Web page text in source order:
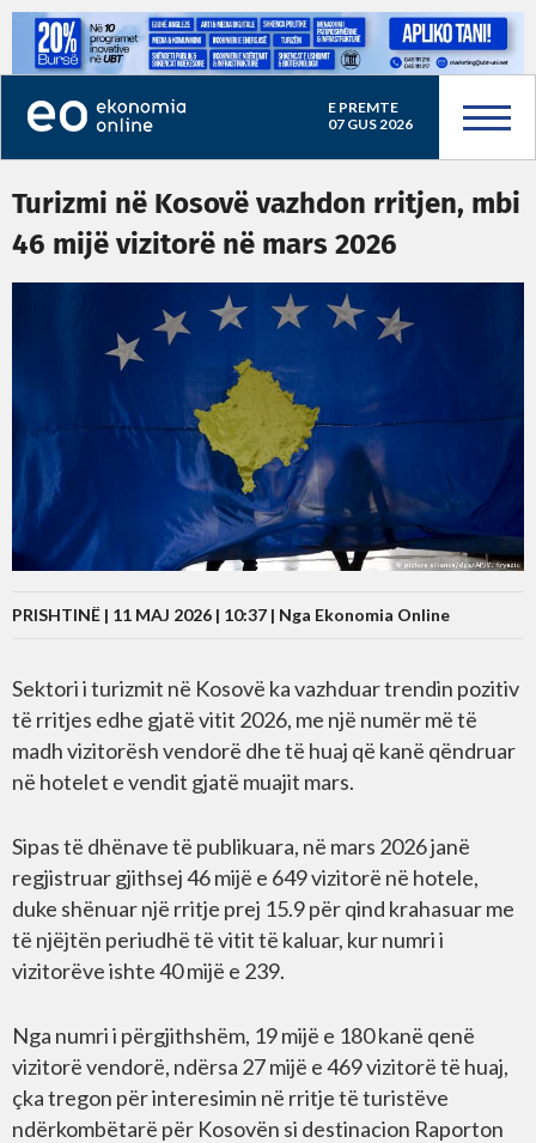
E PREMTE
07 GUS 2026
Turizmi në Kosovë vazhdon rritjen, mbi
46 mijë vizitorë në mars 2026
PRISHTINË | 11 MAJ 2026 | 10:37 | Nga Ekonomia Online
Sektori i turizmit në Kosovë ka vazhduar trendin pozitiv
të rritjes edhe gjatë vitit 2026, me një numër më të
madh vizitorësh vendorë dhe të huaj që kanë qëndruar
në hotelet e vendit gjatë muajit mars.
Sipas të dhënave të publikuara, në mars 2026 janë
regjistruar gjithsej 46 mijë e 649 vizitorë në hotele,
duke shënuar një rritje prej 15.9 për qind krahasuar me
të njëjtën periudhë të vitit të kaluar, kur numri i
vizitorëve ishte 40 mijë e 239.
Nga numri i përgjithshëm, 19 mijë e 180 kanë qenë
vizitorë vendorë, ndërsa 27 mijë e 469 vizitorë të huaj,
çka tregon për interesimin në rritje të turistëve
ndërkombëtarë për Kosovën si destinacion Raporton